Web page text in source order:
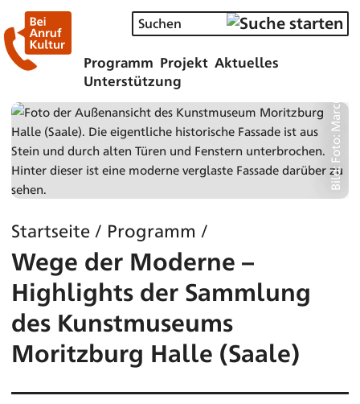
Programm Projekt Aktuelles
Unterstützung
Bild: Foto: Marcus-Andreas Mohr
Startseite / Programm /
Wege der Moderne –
Highlights der Sammlung
des Kunstmuseums
Moritzburg Halle (Saale)